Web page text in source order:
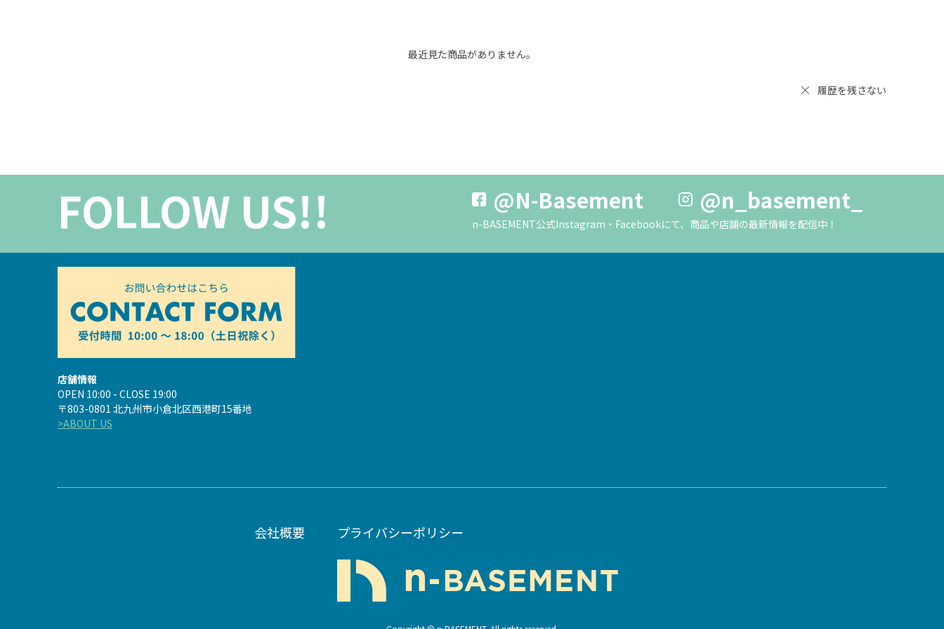
最近見た商品がありません。
履歴を残さない
FOLLOW US!! @N-Basement @n_basement_
n-BASEMENT公式Instagram・Facebookにて、商品や店舗の最新情報を配信中！
店舗情報
OPEN 10:00 - CLOSE 19:00
〒803-0801 北九州市小倉北区西港町15番地
>ABOUT US
会社概要 プライバシーポリシー